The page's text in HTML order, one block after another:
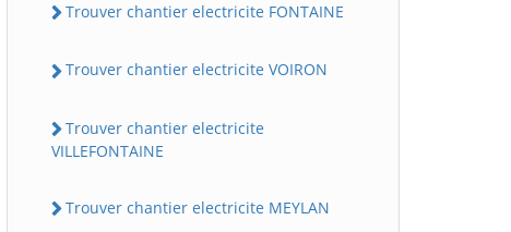
Trouver chantier electricite FONTAINE
Trouver chantier electricite VOIRON
Trouver chantier electricite
VILLEFONTAINE
Trouver chantier electricite MEYLAN